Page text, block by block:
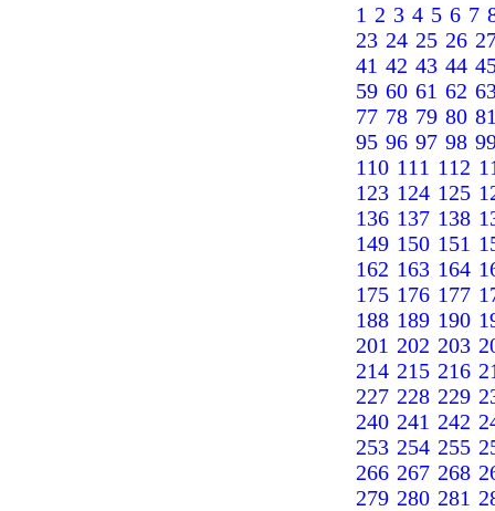
1 2 3 4 5 6 7
23 24 25 26
41 42 43 44
59 60 61 62
77 78 79 80
95 96 97 98
110 111 112
123 124 125
136 137 138
149 150 151
162 163 164
175 176 177
188 189 190
201 202 203
214 215 216
227 228 229
240 241 242
253 254 255
266 267 268
279 280 281